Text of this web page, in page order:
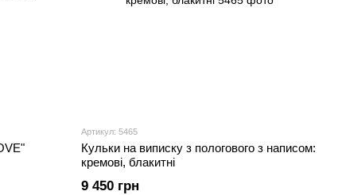
Артикул: 5465
Кульки на виписку з пологового з написом:
кремові, блакитні
9 450 грн